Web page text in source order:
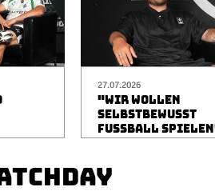
27.07.2026
"WIR WOLLEN
SELBSTBEWUSST
FUSSBALL